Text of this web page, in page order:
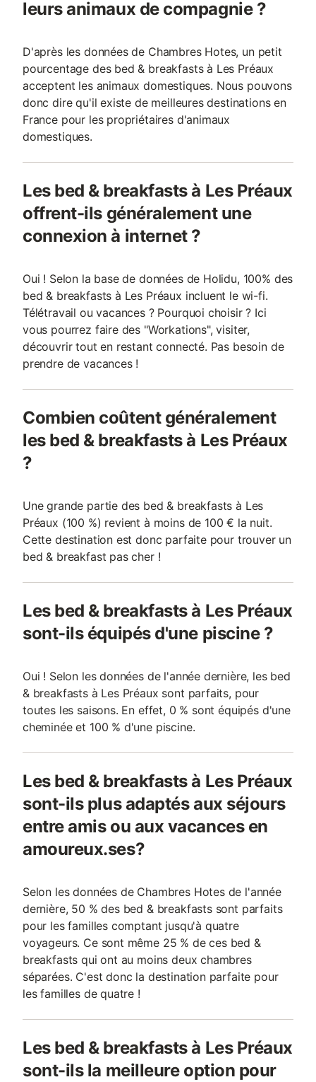
leurs animaux de compagnie ?
D'après les données de Chambres Hotes, un petit
pourcentage des bed & breakfasts à Les Préaux
acceptent les animaux domestiques. Nous pouvons
donc dire qu'il existe de meilleures destinations en
France pour les propriétaires d'animaux
domestiques.
Les bed & breakfasts à Les Préaux
offrent-ils généralement une
connexion à internet ?
Oui ! Selon la base de données de Holidu, 100% des
bed & breakfasts à Les Préaux incluent le wi-fi.
Télétravail ou vacances ? Pourquoi choisir ? Ici
vous pourrez faire des "Workations", visiter,
découvrir tout en restant connecté. Pas besoin de
prendre de vacances !
Combien coûtent généralement
les bed & breakfasts à Les Préaux
?
Une grande partie des bed & breakfasts à Les
Préaux (100 %) revient à moins de 100 € la nuit.
Cette destination est donc parfaite pour trouver un
bed & breakfast pas cher !
Les bed & breakfasts à Les Préaux
sont-ils équipés d'une piscine ?
Oui ! Selon les données de l'année dernière, les bed
& breakfasts à Les Préaux sont parfaits, pour
toutes les saisons. En effet, 0 % sont équipés d'une
cheminée et 100 % d'une piscine.
Les bed & breakfasts à Les Préaux
sont-ils plus adaptés aux séjours
entre amis ou aux vacances en
amoureux.ses?
Selon les données de Chambres Hotes de l'année
dernière, 50 % des bed & breakfasts sont parfaits
pour les familles comptant jusqu'à quatre
voyageurs. Ce sont même 25 % de ces bed &
breakfasts qui ont au moins deux chambres
séparées. C'est donc la destination parfaite pour
les familles de quatre !
Les bed & breakfasts à Les Préaux
sont-ils la meilleure option pour